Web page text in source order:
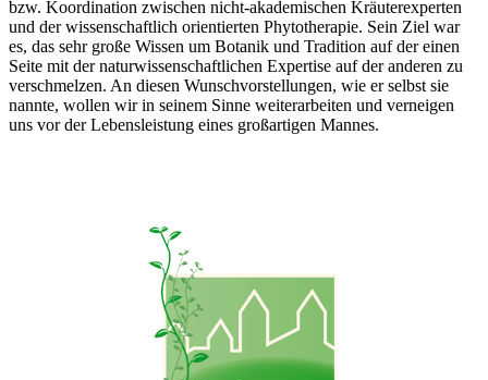
bzw. Koordination zwischen nicht-akademischen Kräuterexperten
und der wissenschaftlich orientierten Phytotherapie. Sein Ziel war
es, das sehr große Wissen um Botanik und Tradition auf der einen
Seite mit der naturwissenschaftlichen Expertise auf der anderen zu
verschmelzen. An diesen Wunschvorstellungen, wie er selbst sie
nannte, wollen wir in seinem Sinne weiterarbeiten und verneigen
uns vor der Lebensleistung eines großartigen Mannes.